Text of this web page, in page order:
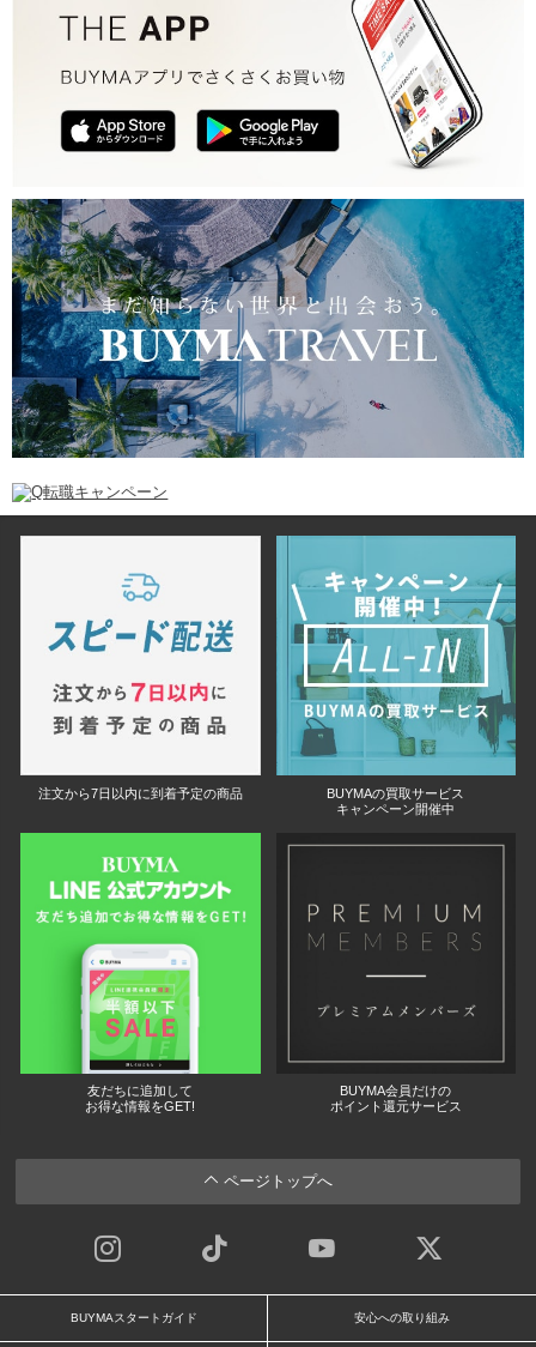
注文から7日以内に到着予定の商品
BUYMAの買取サービス
キャンペーン開催中
友だちに追加して
お得な情報をGET!
BUYMA会員だけの
ポイント還元サービス
ページトップへ
BUYMAスタートガイド 安心への取り組み